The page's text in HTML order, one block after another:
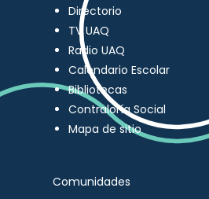
Directorio
TV UAQ
Radio UAQ
Calendario Escolar
Bibliotecas
Contraloría Social
Mapa de sitio
Comunidades